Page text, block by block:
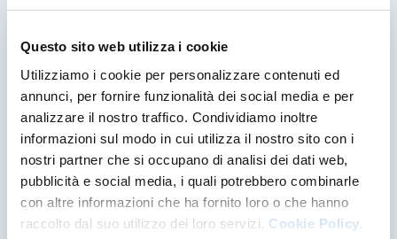
Questo sito web utilizza i cookie
Utilizziamo i cookie per personalizzare contenuti ed
annunci, per fornire funzionalità dei social media e per
analizzare il nostro traffico. Condividiamo inoltre
informazioni sul modo in cui utilizza il nostro sito con i
nostri partner che si occupano di analisi dei dati web,
pubblicità e social media, i quali potrebbero combinarle
con altre informazioni che ha fornito loro o che hanno
raccolto dal suo utilizzo dei loro servizi. Cookie Policy.
Futura matricola con titolo estero